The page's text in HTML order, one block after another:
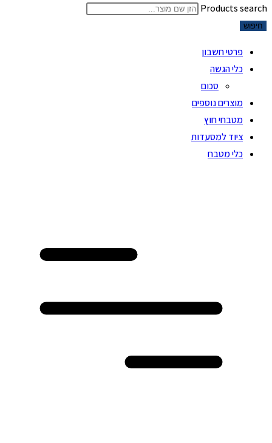
Products search
חיפוש
פרטי חשבון
כלי הגשה
סכום
מוצרים נוספים
מטבחי חוץ
ציוד למסעדות
כלי מטבח